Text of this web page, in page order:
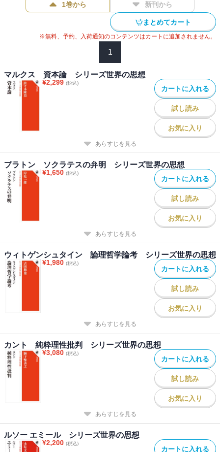
1巻から 新刊から
まとめてカート
※無料、予約、入荷通知のコンテンツはカートに追加されません。
1
マルクス 資本論 シリーズ世界の思想
¥2,299 (税込)
カートに入れる
試し読み
お気に入り
あらすじを見る
プラトン ソクラテスの弁明 シリーズ世界の思想
¥1,650 (税込)
カートに入れる
試し読み
お気に入り
あらすじを見る
ウィトゲンシュタイン 論理哲学論考 シリーズ世界の思想
¥1,980 (税込)
カートに入れる
試し読み
お気に入り
あらすじを見る
カント 純粋理性批判 シリーズ世界の思想
¥3,080 (税込)
カートに入れる
試し読み
お気に入り
あらすじを見る
ルソー エミール シリーズ世界の思想
¥2,200 (税込)
カートに入れる